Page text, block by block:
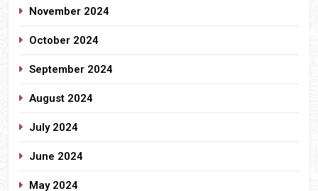
November 2024
October 2024
September 2024
August 2024
July 2024
June 2024
May 2024